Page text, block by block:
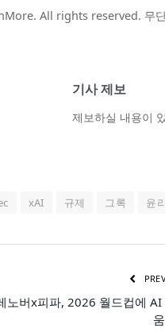
All rights reserved. 무
기사 제보
제보하실 내용이
xAI 규제 그록 윤리
노버x피파, 2026 월드컵에